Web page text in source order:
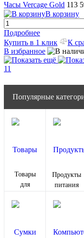
Часы Vercage Gold 113
В корзину
Подробнее
Купить в 1 клик
К
В избранное
11
Популярные
Товары
для
Продукты
питания